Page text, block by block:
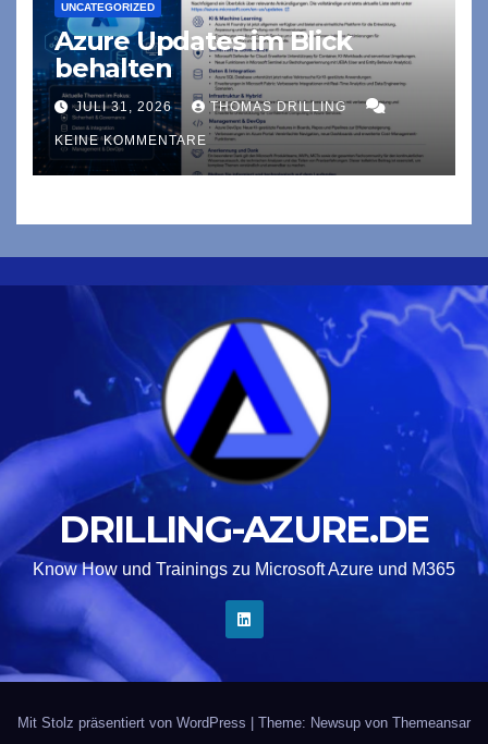
UNCATEGORIZED
Azure Updates im Blick
behalten
JULI 31, 2026 THOMAS DRILLING
KEINE KOMMENTARE
DRILLING-AZURE.DE
Know How und Trainings zu Microsoft Azure und M365
Mit Stolz präsentiert von WordPress Theme: Newsup von Themeansar